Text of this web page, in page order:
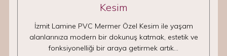
Kesim
İzmit Lamine PVC Mermer Özel Kesim ile yaşam
alanlarınıza modern bir dokunuş katmak, estetik ve
fonksiyonelliği bir araya getirmek artık…